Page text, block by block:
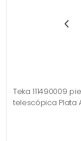
Teka 111490009
telescópica Plata